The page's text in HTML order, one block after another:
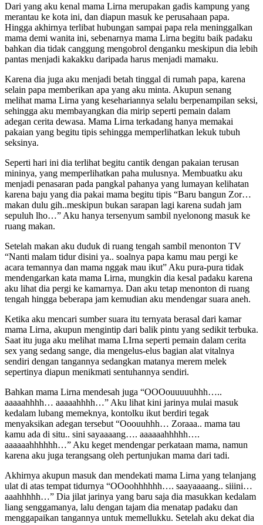
Dari yang aku kenal mama Lirna merupakan gadis kampung yang
merantau ke kota ini, dan diapun masuk ke perusahaan papa.
Hingga akhirnya terlibat hubungan sampai papa rela meninggalkan
mama demi wanita ini, sebenarnya mama Lirna begitu baik padaku
bahkan dia tidak canggung mengobrol denganku meskipun dia lebih
pantas menjadi kakakku daripada harus menjadi mamaku.
Karena dia juga aku menjadi betah tinggal di rumah papa, karena
selain papa memberikan apa yang aku minta. Akupun senang
melihat mama Lirna yang kesehariannya selalu berpenampilan seksi,
sehingga aku membayangkan dia mirip seperti pemain dalam
adegan cerita dewasa. Mama Lirna terkadang hanya memakai
pakaian yang begitu tipis sehingga memperlihatkan lekuk tubuh
seksinya.
Seperti hari ini dia terlihat begitu cantik dengan pakaian terusan
mininya, yang memperlihatkan paha mulusnya. Membuatku aku
menjadi penasaran pada pangkal pahanya yang lumayan kelihatan
karena baju yang dia pakai mama begitu tipis “Baru bangun Zor…
makan dulu gih..meskipun bukan sarapan lagi karena sudah jam
sepuluh lho…” Aku hanya tersenyum sambil nyelonong masuk ke
ruang makan.
Setelah makan aku duduk di ruang tengah sambil menonton TV
“Nanti malam tidur disini ya.. soalnya papa kamu mau pergi ke
acara temannya dan mama nggak mau ikut” Aku pura-pura tidak
mendengarkan kata mama Lirna, mungkin dia kesal padaku karena
aku lihat dia pergi ke kamarnya. Dan aku tetap menonton di ruang
tengah hingga beberapa jam kemudian aku mendengar suara aneh.
Ketika aku mencari sumber suara itu ternyata berasal dari kamar
mama Lirna, akupun mengintip dari balik pintu yang sedikit terbuka.
Saat itu juga aku melihat mama LIrna seperti pemain dalam cerita
sex yang sedang sange, dia mengelus-elus bagian alat vitalnya
sendiri dengan tangannya sedangkan matanya merem melek
sepertinya diapun menikmati sentuhannya sendiri.
Bahkan mama Lirna mendesah juga “OOOouuuuuhhh…..
aaaaahhhh… aaaaahhhh…” Aku lihat kini jarinya mulai masuk
kedalam lubang memeknya, kontolku ikut berdiri tegak
menyaksikan adegan tersebut “Ooouuhhh… Zoraaa.. mama tau
kamu ada di situ.. sini sayaaaang…. aaaaaahhhhh….
aaaaaahhhhhh…” Aku keget mendengar perkataan mama, namun
karena aku juga terangsang oleh pertunjukan mama dari tadi.
Akhirnya akupun masuk dan mendekati mama Lirna yang telanjang
ulat di atas tempat tidurnya “OOoohhhhhh…. saayaaaang.. siiini…
aaahhhhh…” Dia jilat jarinya yang baru saja dia masukkan kedalam
liang senggamanya, lalu dengan tajam dia menatap padaku dan
menggapaikan tangannya untuk memellukku. Setelah aku dekat dia